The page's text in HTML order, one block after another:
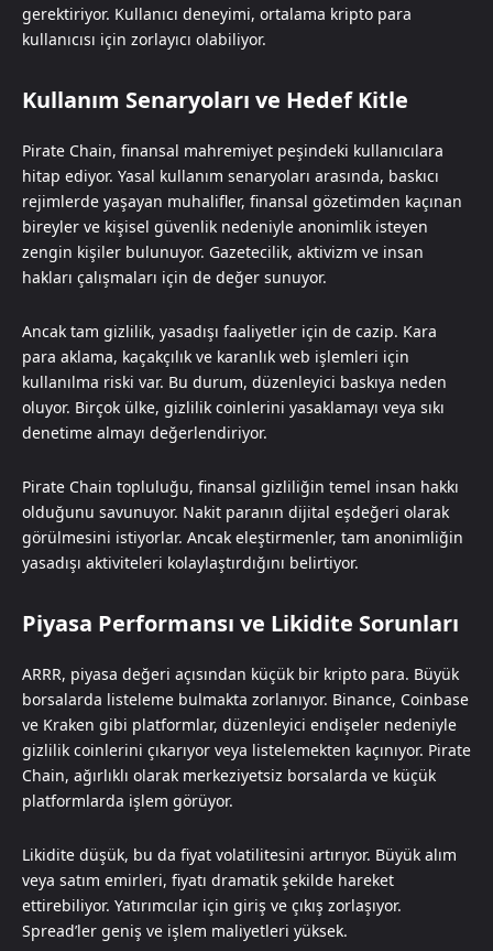
gerektiriyor. Kullanıcı deneyimi, ortalama kripto para
kullanıcısı için zorlayıcı olabiliyor.
Kullanım Senaryoları ve Hedef Kitle
Pirate Chain, finansal mahremiyet peşindeki kullanıcılara
hitap ediyor. Yasal kullanım senaryoları arasında, baskıcı
rejimlerde yaşayan muhalifler, finansal gözetimden kaçınan
bireyler ve kişisel güvenlik nedeniyle anonimlik isteyen
zengin kişiler bulunuyor. Gazetecilik, aktivizm ve insan
hakları çalışmaları için de değer sunuyor.
Ancak tam gizlilik, yasadışı faaliyetler için de cazip. Kara
para aklama, kaçakçılık ve karanlık web işlemleri için
kullanılma riski var. Bu durum, düzenleyici baskıya neden
oluyor. Birçok ülke, gizlilik coinlerini yasaklamayı veya sıkı
denetime almayı değerlendiriyor.
Pirate Chain topluluğu, finansal gizliliğin temel insan hakkı
olduğunu savunuyor. Nakit paranın dijital eşdeğeri olarak
görülmesini istiyorlar. Ancak eleştirmenler, tam anonimliğin
yasadışı aktiviteleri kolaylaştırdığını belirtiyor.
Piyasa Performansı ve Likidite Sorunları
ARRR, piyasa değeri açısından küçük bir kripto para. Büyük
borsalarda listeleme bulmakta zorlanıyor. Binance, Coinbase
ve Kraken gibi platformlar, düzenleyici endişeler nedeniyle
gizlilik coinlerini çıkarıyor veya listelemekten kaçınıyor. Pirate
Chain, ağırlıklı olarak merkeziyetsiz borsalarda ve küçük
platformlarda işlem görüyor.
Likidite düşük, bu da fiyat volatilitesini artırıyor. Büyük alım
veya satım emirleri, fiyatı dramatik şekilde hareket
ettirebiliyor. Yatırımcılar için giriş ve çıkış zorlaşıyor.
Spread’ler geniş ve işlem maliyetleri yüksek.